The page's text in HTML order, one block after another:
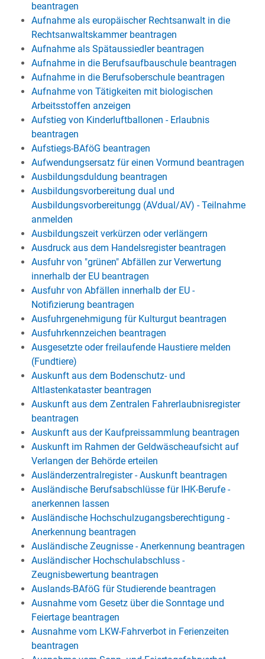
beantragen
Aufnahme als europäischer Rechtsanwalt in die
Rechtsanwaltskammer beantragen
Aufnahme als Spätaussiedler beantragen
Aufnahme in die Berufsaufbauschule beantragen
Aufnahme in die Berufsoberschule beantragen
Aufnahme von Tätigkeiten mit biologischen
Arbeitsstoffen anzeigen
Aufstieg von Kinderluftballonen - Erlaubnis
beantragen
Aufstiegs-BAföG beantragen
Aufwendungsersatz für einen Vormund beantragen
Ausbildungsduldung beantragen
Ausbildungsvorbereitung dual und
Ausbildungsvorbereitungg (AVdual/AV) - Teilnahme
anmelden
Ausbildungszeit verkürzen oder verlängern
Ausdruck aus dem Handelsregister beantragen
Ausfuhr von "grünen" Abfällen zur Verwertung
innerhalb der EU beantragen
Ausfuhr von Abfällen innerhalb der EU -
Notifizierung beantragen
Ausfuhrgenehmigung für Kulturgut beantragen
Ausfuhrkennzeichen beantragen
Ausgesetzte oder freilaufende Haustiere melden
(Fundtiere)
Auskunft aus dem Bodenschutz- und
Altlastenkataster beantragen
Auskunft aus dem Zentralen Fahrerlaubnisregister
beantragen
Auskunft aus der Kaufpreissammlung beantragen
Auskunft im Rahmen der Geldwäscheaufsicht auf
Verlangen der Behörde erteilen
Ausländerzentralregister - Auskunft beantragen
Ausländische Berufsabschlüsse für IHK-Berufe -
anerkennen lassen
Ausländische Hochschulzugangsberechtigung -
Anerkennung beantragen
Ausländische Zeugnisse - Anerkennung beantragen
Ausländischer Hochschulabschluss -
Zeugnisbewertung beantragen
Auslands-BAföG für Studierende beantragen
Ausnahme vom Gesetz über die Sonntage und
Feiertage beantragen
Ausnahme vom LKW-Fahrverbot in Ferienzeiten
beantragen